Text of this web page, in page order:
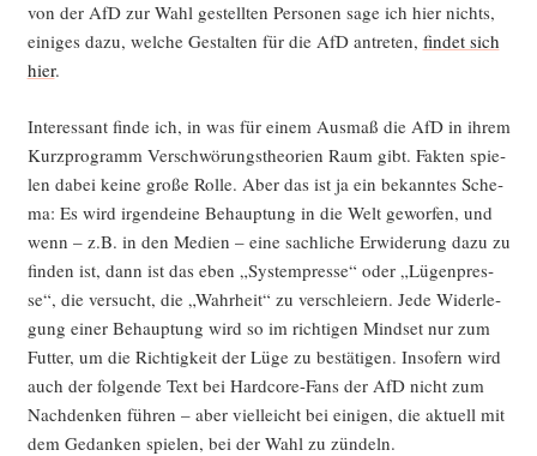
von der AfD zur Wahl gestell­ten Per­so­nen sage ich hier nichts,
eini­ges dazu, wel­che Gestal­ten für die AfD antre­ten, fin­det sich
hier.
Inter­es­sant fin­de ich, in was für einem Aus­maß die AfD in ihrem
Kurz­pro­gramm Ver­schwö­rungs­theo­rien Raum gibt. Fak­ten spie­
len dabei kei­ne gro­ße Rol­le. Aber das ist ja ein bekann­tes Sche­
ma: Es wird irgend­ei­ne Behaup­tung in die Welt gewor­fen, und
wenn – z.B. in den Medi­en – eine sach­li­che Erwi­de­rung dazu zu
fin­den ist, dann ist das eben „Sys­tem­pres­se“ oder „Lügen­pres­
se“, die ver­sucht, die „Wahr­heit“ zu ver­schlei­ern. Jede Wider­le­
gung einer Behaup­tung wird so im rich­ti­gen Mind­set nur zum
Fut­ter, um die Rich­tig­keit der Lüge zu bestä­ti­gen. Inso­fern wird
auch der fol­gen­de Text bei Hard­core-Fans der AfD nicht zum
Nach­den­ken füh­ren – aber viel­leicht bei eini­gen, die aktu­ell mit
dem Gedan­ken spie­len, bei der Wahl zu zündeln.